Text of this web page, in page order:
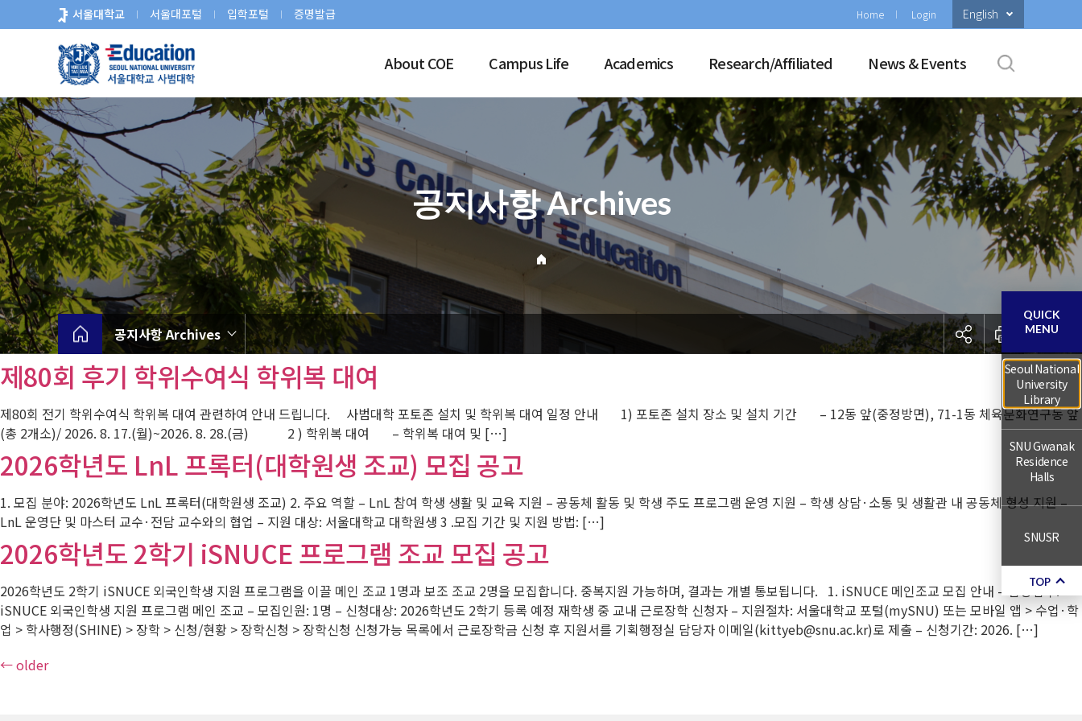
로
뉴
서울대학교 서울대포털 입학포털 증명발급 Home Login English
About COE Campus Life Academics Research/Affiliated News & Events
공지사항 Archives
공지사항 Archives
제80회 후기 학위수여식 학위복 대여
제80회 전기 학위수여식 학위복 대여 관련하여 안내 드립니다. 사범대학 포토존 설치 및 학위복 대여 일정 안내 1) 포토존 설치 장소 및 설치 기간 – 12동 앞(중정방면), 71-1동 체육문화연구동 앞
(총 2개소)/ 2026. 8. 17.(월)~2026. 8. 28.(금) 2 ) 학위복 대여 – 학위복 대여 및 […]
2026학년도 LnL 프록터(대학원생 조교) 모집 공고
1. 모집 분야: 2026학년도 LnL 프록터(대학원생 조교) 2. 주요 역할 – LnL 참여 학생 생활 및 교육 지원 – 공동체 활동 및 학생 주도 프로그램 운영 지원 – 학생 상담·소통 및 생활관 내 공동체 형성 지원 –
LnL 운영단 및 마스터 교수·전담 교수와의 협업 – 지원 대상: 서울대학교 대학원생 3 .모집 기간 및 지원 방법: […]
2026학년도 2학기 iSNUCE 프로그램 조교 모집 공고
2026학년도 2학기 iSNUCE 외국인학생 지원 프로그램을 이끌 메인 조교 1명과 보조 조교 2명을 모집합니다. 중복지원 가능하며, 결과는 개별 통보됩니다. 1. iSNUCE 메인조교 모집 안내 – 담당업무:
iSNUCE 외국인학생 지원 프로그램 메인 조교 – 모집인원: 1명 – 신청대상: 2026학년도 2학기 등록 예정 재학생 중 교내 근로장학 신청자 – 지원절차: 서울대학교 포털(mySNU) 또는 모바일 앱 > 수업·학
업 > 학사행정(SHINE) > 장학 > 신청/현황 > 장학신청 > 장학신청 신청가능 목록에서 근로장학금 신청 후 지원서를 기획행정실 담당자 이메일(kittyeb@snu.ac.kr)로 제출 – 신청기간: 2026. […]
←older
QUICK
MENU
Seoul National
University
Library
SNU Gwanak
Residence
Halls
SNUSR
TOP